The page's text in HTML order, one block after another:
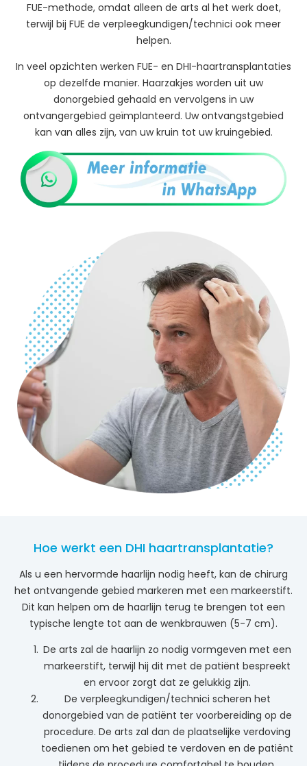
FUE-methode, omdat alleen de arts al het werk doet,
terwijl bij FUE de verpleegkundigen/technici ook meer
helpen.
In veel opzichten werken FUE- en DHI-haartransplantaties
op dezelfde manier. Haarzakjes worden uit uw
donorgebied gehaald en vervolgens in uw
ontvangergebied geïmplanteerd. Uw ontvangstgebied
kan van alles zijn, van uw kruin tot uw kruingebied.
Hoe werkt een DHI haartransplantatie?
Als u een hervormde haarlijn nodig heeft, kan de chirurg
het ontvangende gebied markeren met een markeerstift.
Dit kan helpen om de haarlijn terug te brengen tot een
typische lengte tot aan de wenkbrauwen (5-7 cm).
De arts zal de haarlijn zo nodig vormgeven met een
markeerstift, terwijl hij dit met de patiënt bespreekt
en ervoor zorgt dat ze gelukkig zijn.
De verpleegkundigen/technici scheren het
donorgebied van de patiënt ter voorbereiding op de
procedure. De arts zal dan de plaatselijke verdoving
toedienen om het gebied te verdoven en de patiënt